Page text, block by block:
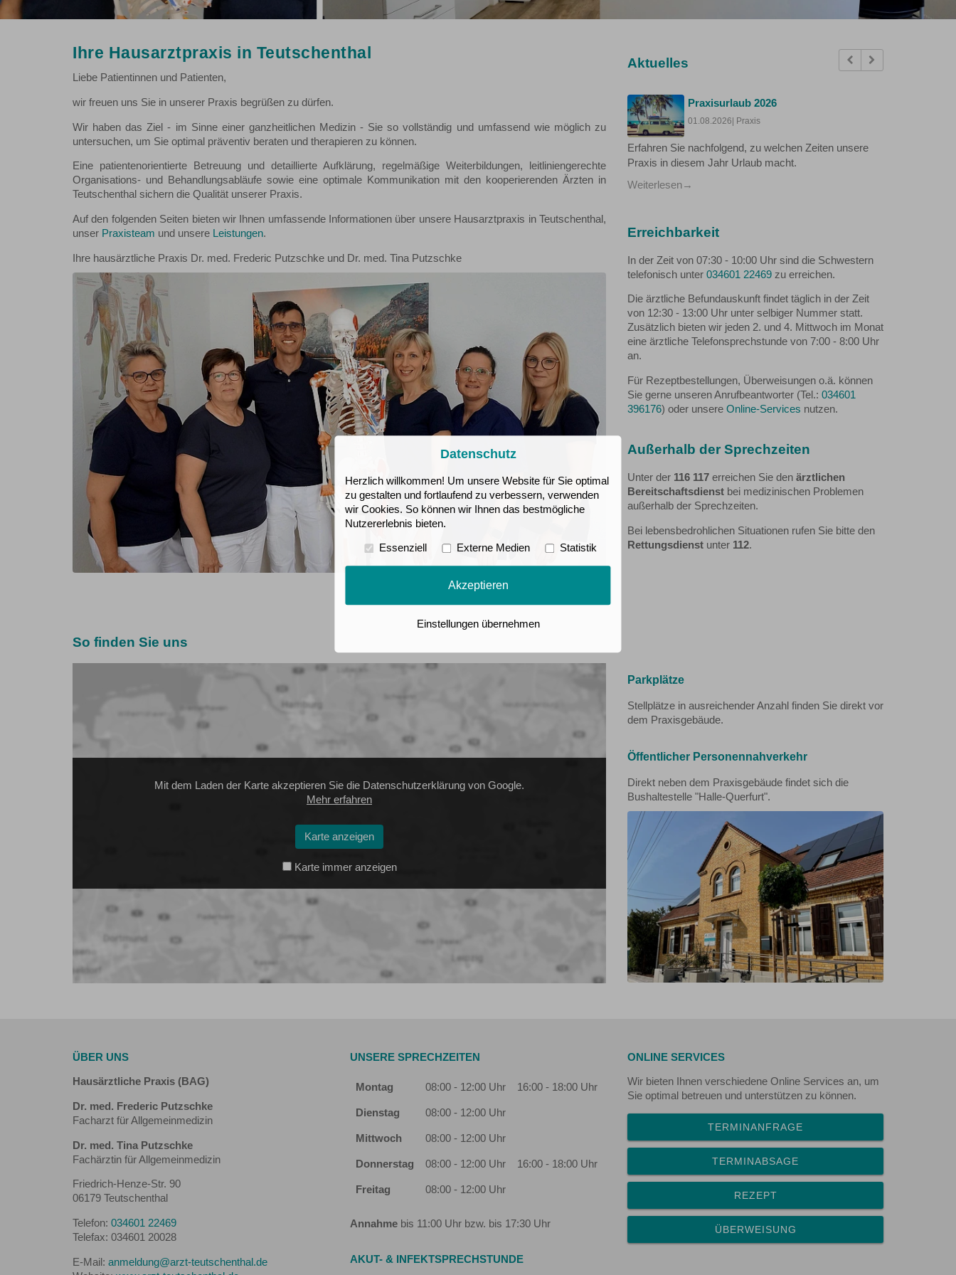
Ihre Hausarztpraxis in Teutschenthal
Liebe Patientinnen und Patienten,
wir freuen uns Sie in unserer Praxis begrüßen zu dürfen.
Wir haben das Ziel - im Sinne einer ganzheitlichen Medizin - Sie so vollständig und umfassend wie möglich zu
untersuchen, um Sie optimal präventiv beraten und therapieren zu können.
Eine patientenorientierte Betreuung und detaillierte Aufklärung, regelmäßige Weiterbildungen, leitliniengerechte
Organisations- und Behandlungsabläufe sowie eine optimale Kommunikation mit den kooperierenden Ärzten in
Teutschenthal sichern die Qualität unserer Praxis.
Auf den folgenden Seiten bieten wir Ihnen umfassende Informationen über unsere Hausarztpraxis in Teutschenthal,
unser Praxisteam und unsere Leistungen.
Ihre hausärztliche Praxis Dr. med. Frederic Putzschke und Dr. med. Tina Putzschke
Aktuelles Previous
Praxisurlaub 2026
01.08.2026 | Praxis
Erfahren Sie nachfolgend, zu welchen Zeiten unsere
Praxis in diesem Jahr Urlaub macht.
Weiterlesen
Erreichbarkeit
In der Zeit von 07:30 - 10:00 Uhr sind die Schwestern
telefonisch unter 034601 22469 zu erreichen.
Die ärztliche Befundauskunft findet täglich in der Zeit
von 12:30 - 13:00 Uhr unter selbiger Nummer statt.
Zusätzlich bieten wir jeden 2. und 4. Mittwoch im Monat
eine ärztliche Telefonsprechstunde von 7:00 - 8:00 Uhr
an.
Für Rezeptbestellungen, Überweisungen o.ä. können
Sie gerne unseren Anrufbeantworter (Tel.: 034601
396176) oder unsere Online-Services nutzen.
Außerhalb der Sprechzeiten
Unter der 116 117 erreichen Sie den ärztlichen
Bereitschaftsdienst bei medizinischen Problemen
außerhalb der Sprechzeiten.
Bei lebensbedrohlichen Situationen rufen Sie bitte den
Rettungsdienst unter 112.
So finden Sie uns
Mit dem Laden der Karte akzeptieren Sie die Datenschutzerklärung von Google.
Mehr erfahren
Karte anzeigen
Karte immer anzeigen
Parkplätze
Stellplätze in ausreichender Anzahl finden Sie direkt vor
dem Praxisgebäude.
Öffentlicher Personennahverkehr
Direkt neben dem Praxisgebäude findet sich die
Bushaltestelle "Halle-Querfurt".
ÜBER UNS
Hausärztliche Praxis (BAG)
Dr. med. Frederic Putzschke
Facharzt für Allgemeinmedizin
Dr. med. Tina Putzschke
Fachärztin für Allgemeinmedizin
Friedrich-Henze-Str. 90
06179 Teutschenthal
Telefon: 034601 22469
Telefax: 034601 20028
E-Mail: anmeldung@arzt-teutschenthal.de
UNSERE SPRECHZEITEN
Montag 08:00 - 12:00 Uhr 16:00 - 18:00 Uhr
Dienstag 08:00 - 12:00 Uhr
Mittwoch 08:00 - 12:00 Uhr
Donnerstag 08:00 - 12:00 Uhr 16:00 - 18:00 Uhr
Freitag 08:00 - 12:00 Uhr
Annahme bis 11:00 Uhr bzw. bis 17:30 Uhr
AKUT- & INFEKTSPRECHSTUNDE
ONLINE SERVICES
Wir bieten Ihnen verschiedene Online Services an, um
Sie optimal betreuen und unterstützen zu können.
TERMINANFRAGE
TERMINABSAGE
REZEPT
ÜBERWEISUNG
Datenschutz
Herzlich willkommen! Um unsere Website für Sie optimal
zu gestalten und fortlaufend zu verbessern, verwenden
wir Cookies. So können wir Ihnen das bestmögliche
Nutzererlebnis bieten.
Essenziell Externe Medien Statistik
Akzeptieren
Einstellungen übernehmen